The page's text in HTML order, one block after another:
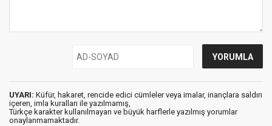
UYARI: Küfür, hakaret, rencide edici cümleler veya imalar, inançlara saldırı
içeren, imla kuralları ile yazılmamış,
Türkçe karakter kullanılmayan ve büyük harflerle yazılmış yorumlar
onaylanmamaktadır.